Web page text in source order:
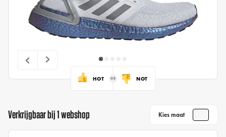
HOT NOT
Verkrijgbaar bij 1 webshop Kies maat